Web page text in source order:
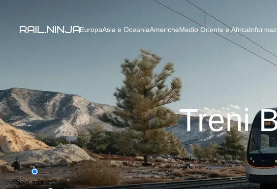
EuropaAsia e OceaniaAmericheMedio Oriente e Africa
Treni
Solo andata